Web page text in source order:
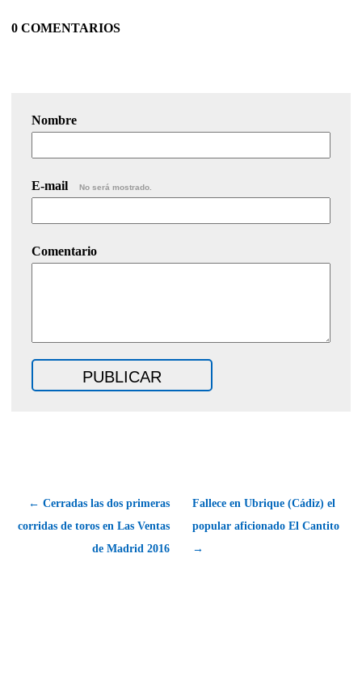
0 COMENTARIOS
Nombre
E-mail No será mostrado.
Comentario
← Cerradas las dos primeras
corridas de toros en Las Ventas
de Madrid 2016
Fallece en Ubrique (Cádiz) el
popular aficionado El Cantito
→